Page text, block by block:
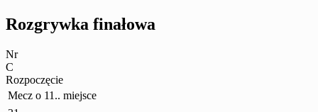
Rozgrywka finałowa
Nr
C
Rozpoczęcie
Mecz o 11.. miejsce